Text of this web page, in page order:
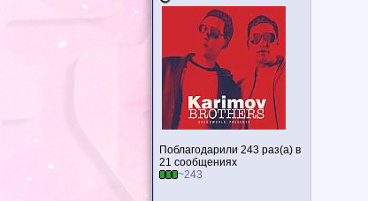
Поблагодарили 243 раз(а) в
21 сообщениях
~243